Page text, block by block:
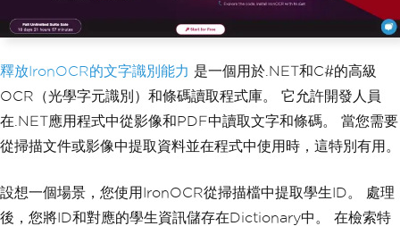
釋放IronOCR的文字識別能力 是一個用於.NET和C#的高級
OCR（光學字元識別）和條碼讀取程式庫。 它允許開發人員
在.NET應用程式中從影像和PDF中讀取文字和條碼。 當您需要
從掃描文件或影像中提取資料並在程式中使用時，這特別有用。
設想一個場景，您使用IronOCR從掃描檔中提取學生ID。 處理
後，您將ID和對應的學生資訊儲存在Dictionary中。 在檢索特